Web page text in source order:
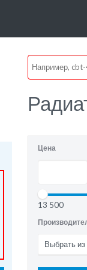
Цена
13 500
Выбрать из